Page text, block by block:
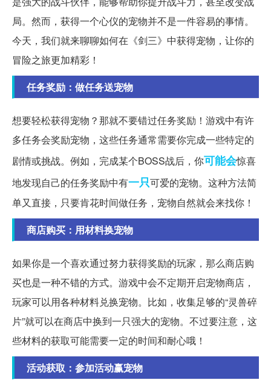
局。然而，获得一个心仪的宠物并不是一件容易的事情。
今天，我们就来聊聊如何在《剑三》中获得宠物，让你的
冒险之旅更加精彩！
任务奖励：做任务送宠物
想要轻松获得宠物？那就不要错过任务奖励！游戏中有许
多任务会奖励宠物，这些任务通常需要你完成一些特定的
剧情或挑战。例如，完成某个BOSS战后，你可能会惊喜
地发现自己的任务奖励中有一只可爱的宠物。这种方法简
单又直接，只要肯花时间做任务，宠物自然就会来找你！
商店购买：用材料换宠物
如果你是一个喜欢通过努力获得奖励的玩家，那么商店购
买也是一种不错的方式。游戏中会不定期开启宠物商店，
玩家可以用各种材料兑换宠物。比如，收集足够的“灵兽碎
片”就可以在商店中换到一只强大的宠物。不过要注意，这
些材料的获取可能需要一定的时间和耐心哦！
活动获取：参加活动赢宠物